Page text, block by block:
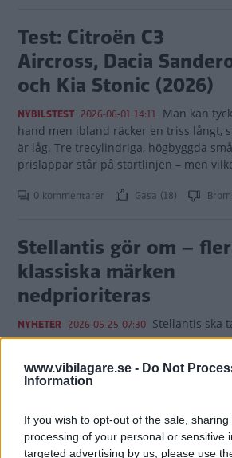
www.vibilagare.se - Do Not
Information
If you wish to opt-out of the sale,
processing of your personal or sensitive
targeted advertising by us, please use
Test: Citroën C3
Aircross, Dacia
och Kia Stonic (2026)
NYBILSTEST 2026-06-01 14:11 Man kan
hand men ibland räcker en triss långt,
är låg. Tre trecylindriga, högbyggda
prislappar står på startlinjen – men
0 kommentarer Gasa (18)
Stellantis gör om –
klassiska märken
nedprioriteras
NYHETER 2026-05-25 07:30 Stellantis ska
men inte genom att lägga ned märken.
0 kommentarer
Citroën 2CV gör